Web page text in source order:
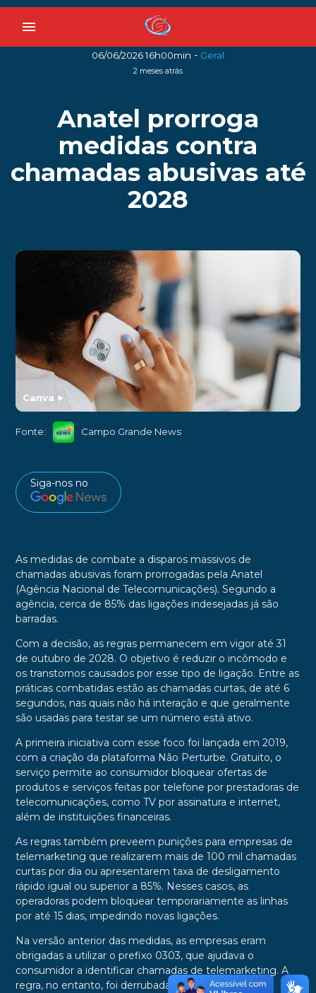
menu
06/06/2026 16h00min - Geral
2 meses atrás
Anatel prorroga
medidas contra
chamadas abusivas até
2028
Canva ►
Fonte: Campo Grande News
Siga-nos no
As medidas de combate a disparos massivos de
chamadas abusivas foram prorrogadas pela Anatel
(Agência Nacional de Telecomunicações). Segundo a
agência, cerca de 85% das ligações indesejadas já são
barradas.
Com a decisão, as regras permanecem em vigor até 31
de outubro de 2028. O objetivo é reduzir o incômodo e
os transtornos causados por esse tipo de ligação. Entre as
práticas combatidas estão as chamadas curtas, de até 6
segundos, nas quais não há interação e que geralmente
são usadas para testar se um número está ativo.
A primeira iniciativa com esse foco foi lançada em 2019,
com a criação da plataforma Não Perturbe. Gratuito, o
serviço permite ao consumidor bloquear ofertas de
produtos e serviços feitas por telefone por prestadoras de
telecomunicações, como TV por assinatura e internet,
além de instituições financeiras.
As regras também preveem punições para empresas de
telemarketing que realizarem mais de 100 mil chamadas
curtas por dia ou apresentarem taxa de desligamento
rápido igual ou superior a 85%. Nesses casos, as
operadoras podem bloquear temporariamente as linhas
por até 15 dias, impedindo novas ligações.
Na versão anterior das medidas, as empresas eram
obrigadas a utilizar o prefixo 0303, que ajudava o
consumidor a identificar chamadas de telemarketing. A
regra, no entanto, foi derrubada no ano passado.